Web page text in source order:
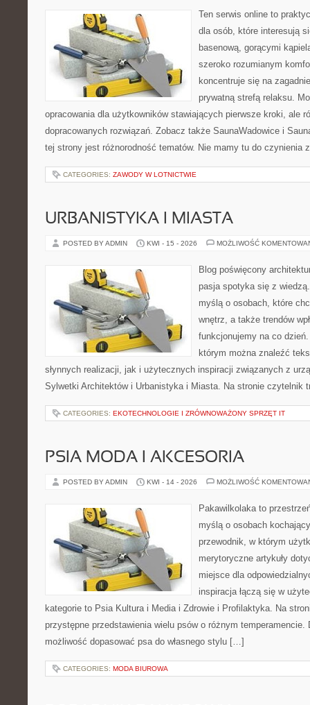
Ten serwis online to
dla osób, które interesują
basenową, gorącymi
szeroko rozumianym
koncentruje się na
prywatną strefą relaksu.
opracowania dla użytkowników stawiających pierwsze kroki, ale
dopracowanych rozwiązań. Zobacz także SaunaWadowice i
tej strony jest różnorodność tematów. Nie mamy tu do czynienia
CATEGORIES: ZAWODY W LOTNICTWIE
URBANISTYKA I MIASTA
POSTED BY ADMIN KWI - 15 - 2026 MOŻLIWOŚĆ
Blog poświęcony
pasja spotyka się z
myślą o osobach, które
wnętrz, a także trendów
funkcjonujemy na co
którym można znaleźć
słynnych realizacji, jak i użytecznych inspiracji związanych z
Sylwetki Architektów i Urbanistyka i Miasta. Na stronie czytelnik
CATEGORIES: EKOTECHNOLOGIE I ZRÓWNOWAŻONY SPRZĘT IT
PSIA MODA I AKCESORIA
POSTED BY ADMIN KWI - 14 - 2026 MOŻLIWOŚĆ
Pakawilkolaka to
myślą o osobach
przewodnik, w którym
merytoryczne artykuły
miejsce dla
inspiracja łączą się w
kategorie to Psia Kultura i Media i Zdrowie i Profilaktyka. Na
przystępne przedstawienia wielu psów o różnym
możliwość dopasować psa do własnego stylu […]
CATEGORIES: MODA BIUROWA